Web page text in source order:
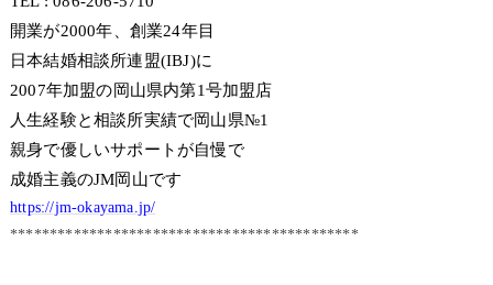
開業が2000年、創業24年目
日本結婚相談所連盟(IBJ)に
2007年加盟の岡山県内第1号加盟店
人生経験と相談所実績で岡山県№1
親身で優しいサポートが自慢で
成婚主義のJM岡山です
https://jm-okayama.jp/
********************************************